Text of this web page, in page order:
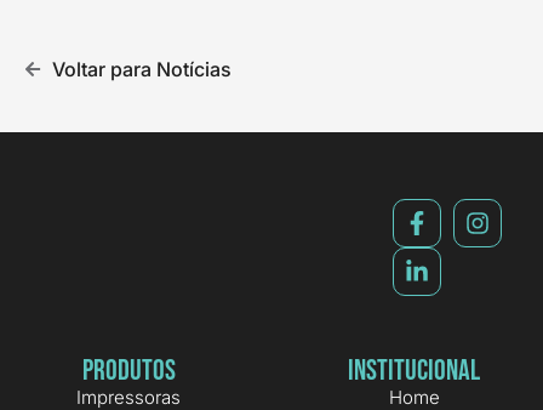
Voltar para Notícias
Produtos
Impressoras
Institucional
Home